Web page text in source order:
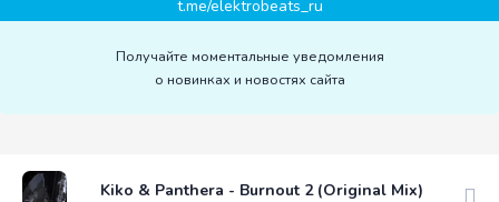
t.me/elektrobeats_ru
Получайте моментальные уведомления
о новинках и новостях сайта
Kiko & Panthera - Burnout 2 (Original Mix)